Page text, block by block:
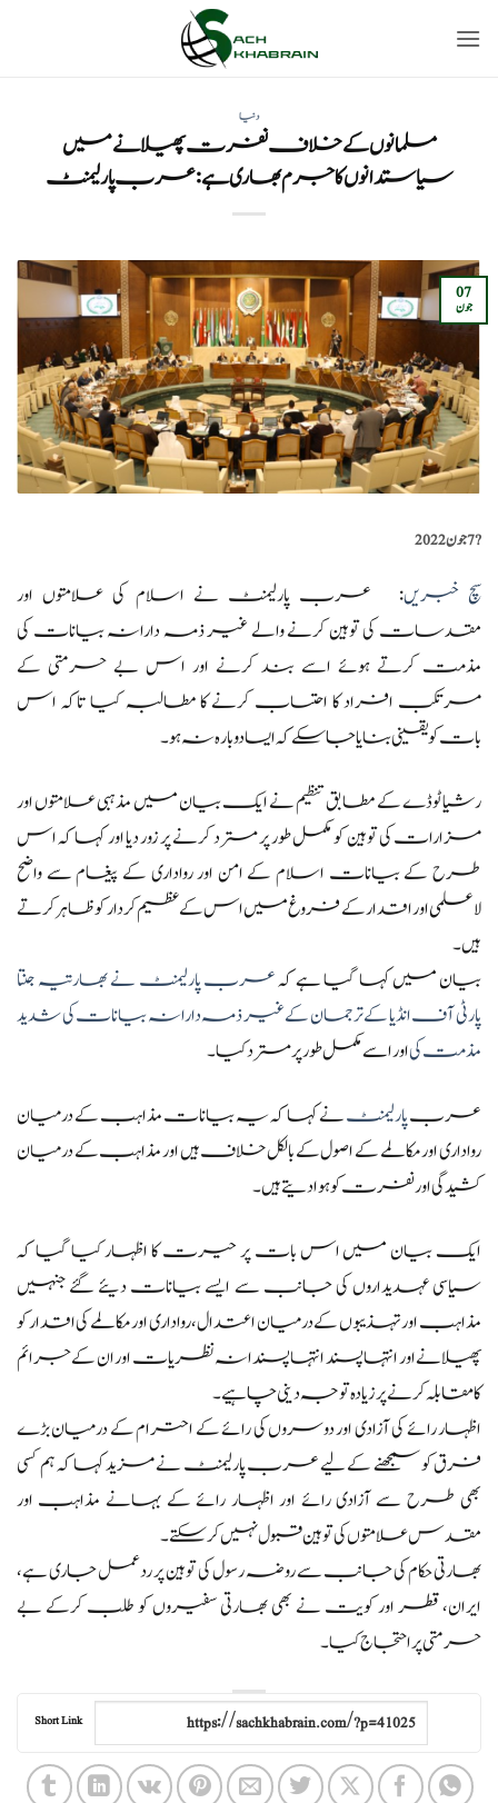
دنیا
مسلمانوں کے خلاف نفرت پھیلانے میں
سیاستدانوں کا جرم بھاری ہے: عرب پارلیمنٹ
07
جون
?️7 جون 2022
سچ خبریں: عرب پارلیمنٹ نے اسلام کی علامتوں اور
مقدسات کی توہین کرنے والے غیر ذمہ دارانہ بیانات کی
مذمت کرتے ہوئے اسے بند کرنے اور اس بے حرمتی کے
مرتکب افراد کا احتساب کرنے کا مطالبہ کیا تاکہ اس
بات کو یقینی بنایا جا سکے کہ ایسا دوبارہ نہ ہو۔
رشیا ٹوڈے کے مطابق تنظیم نے ایک بیان میں مذہبی علامتوں اور
مزارات کی توہین کو مکمل طور پر مسترد کرنے پر زور دیا اور کہا کہ اس
طرح کے بیانات اسلام کے امن اور رواداری کے پیغام سے واضح
لاعلمی اور اقدار کے فروغ میں اس کے عظیم کردار کو ظاہر کرتے
ہیں۔
بیان میں کہا گیا ہے کہعرب پارلیمنٹ نے بھارتیہ جنتا
پارٹی آف انڈیا کے ترجمان کے غیر ذمہ دارانہ بیانات کی شدید
مذمت کیاور اسے مکمل طور پر مسترد کیا۔
عربپارلیمنٹنے کہا کہ یہ بیانات مذاہب کے درمیان
رواداری اور مکالمے کے اصول کے بالکل خلاف ہیں اور مذاہب کے درمیان
کشیدگی اور نفرت کو ہوا دیتے ہیں۔
ایک بیان میں اس بات پر حیرت کا اظہار کیا گیا کہ
سیاسی عہدیداروں کی جانب سے ایسے بیانات دیئے گئے جنہیں
مذاہب اور تہذیبوں کے درمیان اعتدال، رواداری اور مکالمے کی اقدار کو
پھیلانے اور انتہا پسند انتہا پسندانہ نظریات اور ان کے جرائم
کا مقابلہ کرنے پر زیادہ توجہ دینی چاہیے۔
اظہار رائے کی آزادی اور دوسروں کی رائے کے احترام کے درمیان بڑے
فرق کو سمجھنے کے لیے عرب پارلیمنٹ نے مزید کہا کہ ہم کسی
بھی طرح سے آزادی رائے اور اظہار رائے کے بہانے مذاہب اور
مقدس علامتوں کی توہین قبول نہیں کر سکتے۔
بھارتی حکام کی جانب سے روضہ رسول کی توہین پر ردعمل جاری ہے،
ایران، قطر اور کویت نے بھی بھارتی سفیروں کو طلب کرکے بے
حرمتی پر احتجاج کیا۔
Short Link